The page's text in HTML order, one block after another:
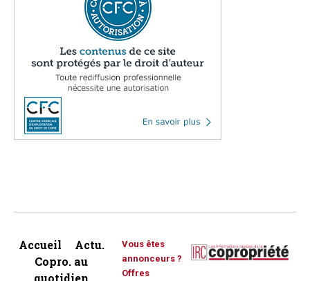
Accueil
Actu.
Copro. au
Vous êtes
annonceurs ?
Offres